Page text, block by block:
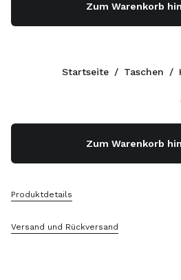
Zum Warenkorb
Silber
Zum Warenkorb
Produktdetails
Versand und Rückversand
Startseite / Taschen /
+43 1 417 1279
Kontakte
Sitemap